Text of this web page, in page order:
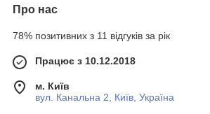
Про нас
78% позитивних з 11 відгуків за рік
Працює з 10.12.2018
м. Київ
вул. Канальна 2, Київ, Україна